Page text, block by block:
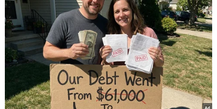
Quốc vương Jordan nhấn mạnh sự cần thiết
phải tái khởi động đàm phán hòa bình một cách
nghiêm túc, hiệu quả và lâu dài cho cuộc xung
đột Palestin-Israel dựa trên giải pháp hai nhà
nước./.
(TTXVN/Vietnam+)